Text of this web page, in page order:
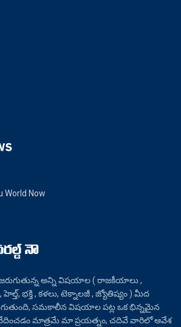
World Now
అన్ని విషయాల ( రాజకీయాలు ,
భక్తి , కళలు, టెక్నాలజీ , జ్యోతిష్యం ) మీద
సమకాలీన విషయాల పట్ల ఒక భిన్నమైన
మాత్రమే మా ప్రయత్నం, చదివే వారిలో ఆవేశ